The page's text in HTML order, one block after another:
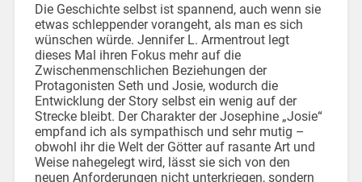
Die Geschichte selbst ist spannend, auch wenn sie
etwas schleppender vorangeht, als man es sich
wünschen würde. Jennifer L. Armentrout legt
dieses Mal ihren Fokus mehr auf die
Zwischenmenschlichen Beziehungen der
Protagonisten Seth und Josie, wodurch die
Entwicklung der Story selbst ein wenig auf der
Strecke bleibt. Der Charakter der Josephine „Josie“
empfand ich als sympathisch und sehr mutig –
obwohl ihr die Welt der Götter auf rasante Art und
Weise nahegelegt wird, lässt sie sich von den
neuen Anforderungen nicht unterkriegen, sondern